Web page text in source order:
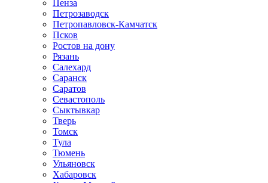
Пенза
Петрозаводск
Петропавловск-Камчатск
Псков
Ростов на дону
Рязань
Салехард
Саранск
Саратов
Севастополь
Сыктывкар
Тверь
Томск
Тула
Тюмень
Ульяновск
Хабаровск